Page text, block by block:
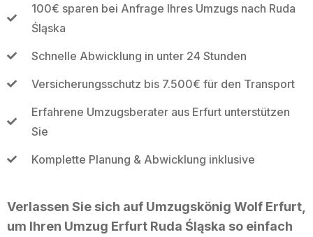
100€ sparen bei Anfrage Ihres Umzugs nach Ruda
Śląska
Schnelle Abwicklung in unter 24 Stunden
Versicherungsschutz bis 7.500€ für den Transport
Erfahrene Umzugsberater aus Erfurt unterstützen
Sie
Komplette Planung & Abwicklung inklusive
Verlassen Sie sich auf Umzugskönig Wolf Erfurt,
um Ihren Umzug Erfurt Ruda Śląska so einfach